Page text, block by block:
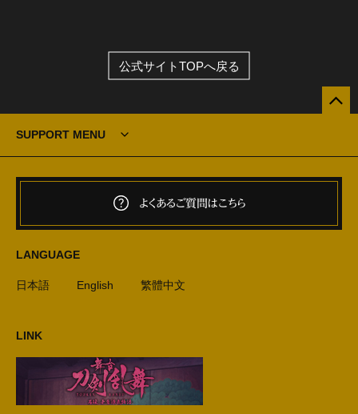
公式サイトTOPへ戻る
SUPPORT MENU
よくあるご質問はこちら
LANGUAGE
日本語 English 繁體中文
LINK